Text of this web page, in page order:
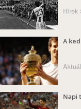
Hírek
A
Napi